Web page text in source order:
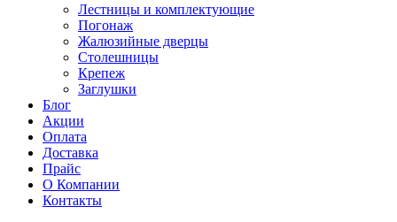
Лестницы и комплектующие
Погонаж
Жалюзийные дверцы
Столешницы
Крепеж
Заглушки
Блог
Акции
Оплата
Доставка
Прайс
О Компании
Контакты